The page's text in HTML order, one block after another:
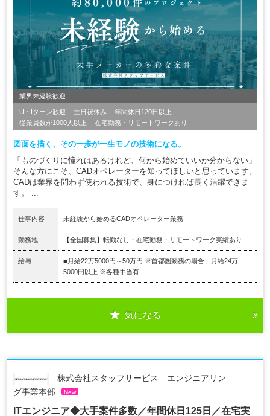
業界未経験歓迎
U・Iターン歓迎 土日祝休み
年間休日120日以上
従業員数が1000人以上
在宅勤務・リモートワークあり
図面を描く、その一歩が一生モノの技術になる。
「ものづくりに憧れはあるけれど、何から始めていいか分からない」
そんな方にこそ、CADオペレーターを知ってほしいと思っています。
CADは業界を問わず使われる技術で、身につければ長く活躍できま
す。 ...
仕事内容 未経験から始めるCADオペレーター業務
勤務地 【全国募集】転勤なし・在宅勤務・リモートワーク実績あり
給与
■月給22万5000円～50万円 ※首都圏勤務の場合、月給24万
5000円以上 ※各種手当有 ...
気になる
株式会社スタッフサービス エンジニアリン
グ事業本部
New
ITエンジニア◆大手案件多数／年間休日125日／在宅実